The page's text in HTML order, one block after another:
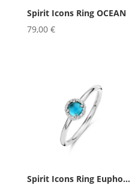
Spirit Icons Ring OCEAN
79,00 €
Spirit Icons Ring Euphoria Blue